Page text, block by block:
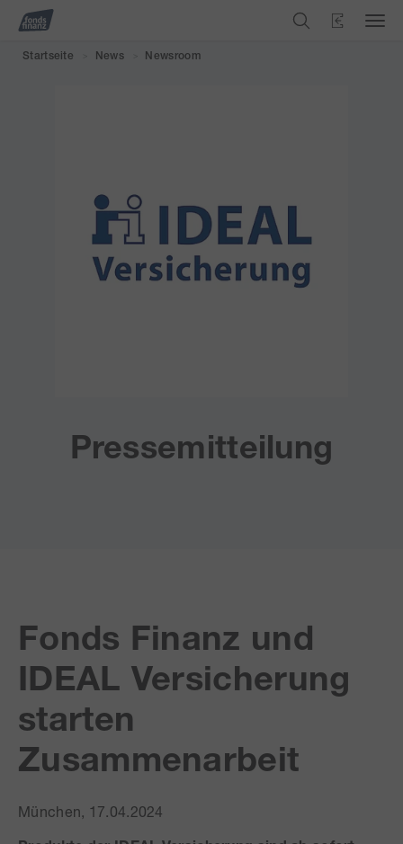
Startseite News Newsroom
Pressemitteilung
Fonds Finanz und
IDEAL Versicherung
starten
Zusammenarbeit
München, 17.04.2024